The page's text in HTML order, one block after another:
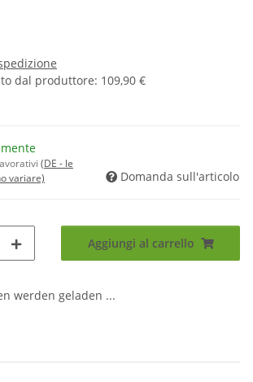
dal produttore: 109,90 €
(DE - le
variare)
Domanda sull'articolo
Aggiungi al carrello
werden geladen ...